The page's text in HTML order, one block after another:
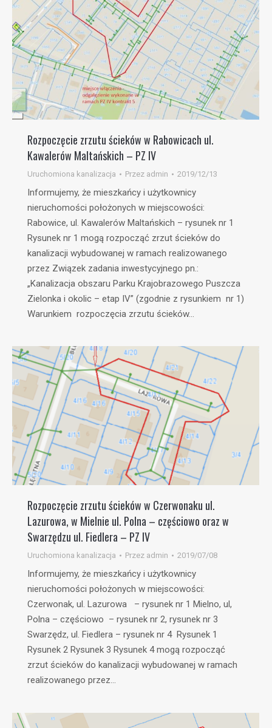
Rozpoczęcie zrzutu ścieków w Rabowicach ul.
Kawalerów Maltańskich – PZ IV
Uruchomiona kanalizacja Przez admin 2019/12/13
Informujemy, że mieszkańcy i użytkownicy
nieruchomości położonych w miejscowości:
Rabowice, ul. Kawalerów Maltańskich – rysunek nr 1
Rysunek nr 1 mogą rozpocząć zrzut ścieków do
kanalizacji wybudowanej w ramach realizowanego
przez Związek zadania inwestycyjnego pn.:
„Kanalizacja obszaru Parku Krajobrazowego Puszcza
Zielonka i okolic – etap IV” (zgodnie z rysunkiem nr 1)
Warunkiem rozpoczęcia zrzutu ścieków…
Rozpoczęcie zrzutu ścieków w Czerwonaku ul.
Lazurowa, w Mielnie ul. Polna – częściowo oraz w
Swarzędzu ul. Fiedlera – PZ IV
Uruchomiona kanalizacja Przez admin 2019/07/08
Informujemy, że mieszkańcy i użytkownicy
nieruchomości położonych w miejscowości:
Czerwonak, ul. Lazurowa – rysunek nr 1 Mielno, ul,
Polna – częściowo – rysunek nr 2, rysunek nr 3
Swarzędz, ul. Fiedlera – rysunek nr 4 Rysunek 1
Rysunek 2 Rysunek 3 Rysunek 4 mogą rozpocząć
zrzut ścieków do kanalizacji wybudowanej w ramach
realizowanego przez…